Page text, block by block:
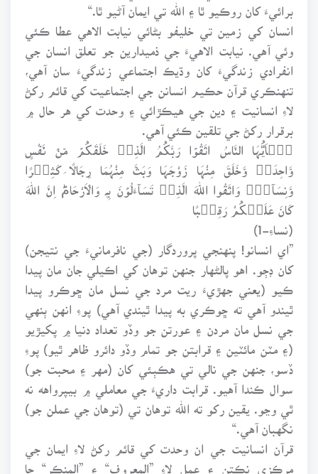
برائيءَ کان روڪيو ٿا ۽ الله تي ايمان آڻيو ٿا.“
انسان کي زمين تي خليفو بڻائي نيابت الاهي عطا ڪئي
وئي آهي. نيابت الاهيءَ جي ذميدارين جو تعلق انسان جي
انفرادي زندگيءَ کان وڌيڪ اجتماعي زندگيءَ سان آهي،
تنهنڪري قرآن حڪيم انسانن جي اجتماعيت کي قائم رکڻ
لاءِ انسانيت ۽ دين جي هيڪڙائي ۽ وحدت کي هر حال ۾
برقرار رکڻ جي تلقين ڪئي آهي.
یٰۤاَیُّہَا النَّاسُ اتَّقُوۡا رَبَّكُمُ الَّذِیۡ خَلَقَكُمۡ مِّنۡ نَّفْسٍ
وَّاحِدَۃٍ وَّخَلَقَ مِنْہَا زَوْجَہَا وَبَثَّ مِنْہُمَا رِجَالًا کَثِیۡرًا
وَّنِسَآءًۚ وَاتَّقُوا اللہَ الَّذِیۡ تَسَآءَلُوۡنَ بِہٖ وَالۡاَرْحَامَؕ اِنَّ اللہَ
کَانَ عَلَیۡكُمْ رَقِیۡبًا
(نساءِ-1)
”اي انسانو! پنهنجي پروردگار (جي نافرمانيءَ جي نتيجن)
کان ڊڄو. اهو پالڻهار جنهن توهان کي اڪيلي جان مان پيدا
ڪيو (يعني جهڙيءَ ريت مرد جي نسل مان ڇوڪرو پيدا
ٿيندو آهي ته ڇوڪري به پيدا ٿيندي آهي) پوءِ انهن ٻنهي
جي نسل مان مردن ۽ عورتن جو وڏو تعداد دنيا ۾ پکيڙيو
(۽ مٽن مائٽين ۽ قرابتن جو تمام وڏو دائرو ظاهر ٿيو) پوءِ
ڏسو، جنهن جي نالي تي هڪٻئي کان (مهر ۽ محبت جو)
سوال ڪندا آهيو. قرابت داريءَ جي معاملي ۾ بيپرواهه نه
ٿي وڃو. يقين رکو ته الله توهان تي (توهان جي عملن جو)
نگهبان آهي.“
قرآن انسانيت جي ان وحدت کي قائم رکڻ لاءِ ايمان جي
مرڪزي نڪتن ۽ عمل لاءِ ”المعروف“ ۽ ”المنڪر“ جا